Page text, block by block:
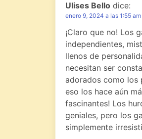
Ulises Bello dice:
enero 9, 2024 a las 1:55 am
¡Claro que no! Los
independientes,
llenos de
necesitan ser
adorados como los
eso los hace aún
fascinantes! Los
geniales, pero los
simplemente